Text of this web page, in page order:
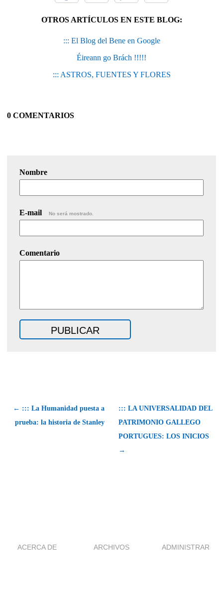
OTROS ARTÍCULOS EN ESTE BLOG:
::: El Blog del Bene en Google
Éireann go Brách !!!!!
::: ASTROS, FUENTES Y FLORES
0 COMENTARIOS
Nombre
E-mail No será mostrado.
Comentario
← ::: La Humanidad puesta a
prueba: la historia de Stanley
::: LA UNIVERSALIDAD DEL
PATRIMONIO GALLEGO
PORTUGUES: LOS INICIOS
→
ACERCA DE ARCHIVOS ADMINISTRAR